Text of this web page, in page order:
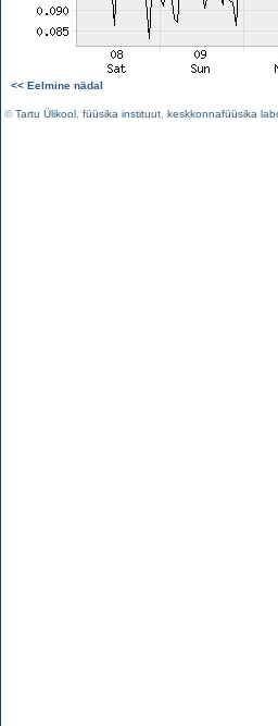
<< Eelmine nädal
©Tartu Ülikool füüsika instituut keskkonnafüüsika